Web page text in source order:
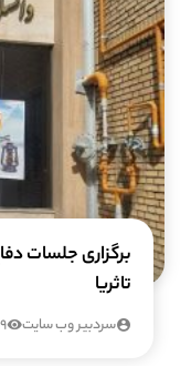
برگزاری جلسات
تاثریا
سردبیر وب سایت